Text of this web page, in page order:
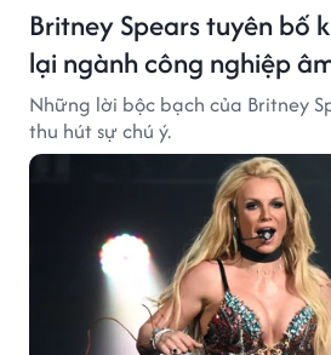
Britney Spears tuyên bố
lại ngành công nghiệp
Những lời bộc bạch của Britney
thu hút sự chú ý.